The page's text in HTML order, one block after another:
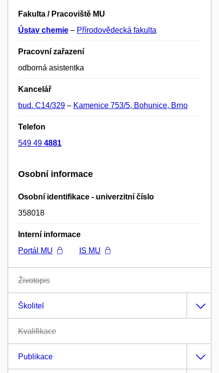
Fakulta / Pracoviště MU
Ústav chemie – Přírodovědecká fakulta
Pracovní zařazení
odborná asistentka
Kancelář
bud. C14/329 – Kamenice 753/5, Bohunice, Brno
Telefon
549 49 4881
Osobní informace
Osobní identifikace - univerzitní číslo
358018
Interní informace
Portál MU
IS MU
Životopis
Školitel
Kvalifikace
Publikace